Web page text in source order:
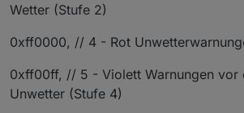
Wetter (Stufe 2)
0xff0000, // 4 - Rot
0xff00ff, // 5 - Violett Warnungen vor
Unwetter (Stufe 4)